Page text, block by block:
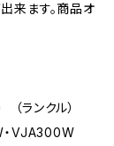
来ます。商品オ
ランクル）
・VJA300W